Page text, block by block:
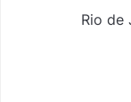
Rio de